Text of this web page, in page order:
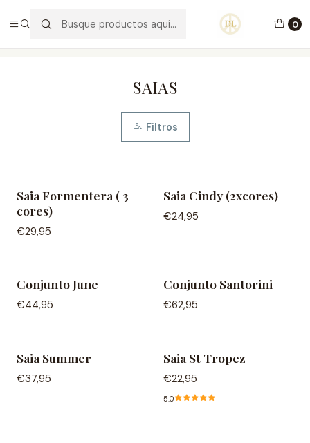
0
PORTES GRÁTIS ACIMA DE 70€ PORTUGAL CONTINENTAL
SAIAS
Filtros
Saia Formentera ( 3
cores)
€29,95
Saia Cindy (2xcores)
€24,95
Agotado
Conjunto June
€44,95
Conjunto Santorini
€62,95
Saia Summer
€37,95
Saia St Tropez
€22,95
5.0